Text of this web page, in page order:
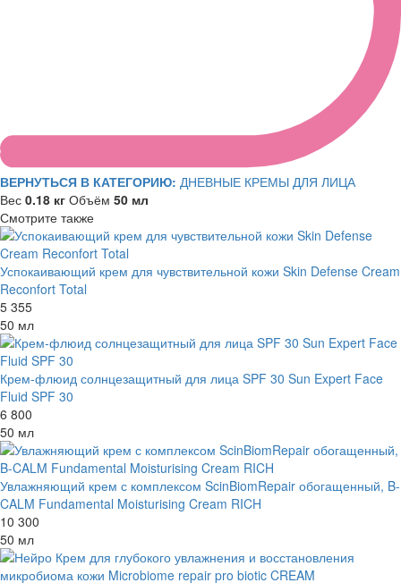
ВЕРНУТЬСЯ В КАТЕГОРИЮ: ДНЕВНЫЕ КРЕМЫ ДЛЯ ЛИЦА
Вес 0.18 кг Объём 50 мл
Смотрите также
Успокаивающий крем для чувствительной кожи Skin Defense Cream
Reconfort Total
5 355
50 мл
Крем-флюид солнцезащитный для лица SPF 30 Sun Expert Face
Fluid SPF 30
6 800
50 мл
Увлажняющий крем с комплексом ScinBiomRepair обогащенный, B-
CALM Fundamental Moisturising Cream RICH
10 300
50 мл